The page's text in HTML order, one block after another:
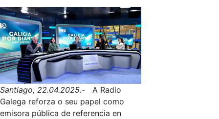
Santiago, 22.04.2025.- A Radio
Galega reforza o seu papel como
emisora pública de referencia en